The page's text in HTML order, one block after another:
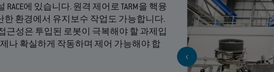
RACE에 있습니다. 원격 제어로 TARM을 핵융
한 환경에서 유지보수 작업도 가능합니다.
근성은 투입된 로봇이 극복해야 할 과제입
나 확실하게 작동하며 제어 가능해야 합